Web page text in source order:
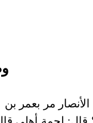
مر بعمر بن